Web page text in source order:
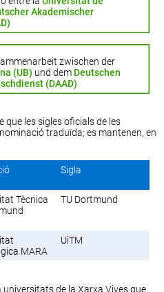
Akademischer
zwischen der
(UB) und dem Deutschen
(DAAD)
que les sigles oficials de les
traduïda; es mantenen, en
Sigla
Tècnica
TU Dortmund
MARA
UiTM
de la Xarxa Vives que,